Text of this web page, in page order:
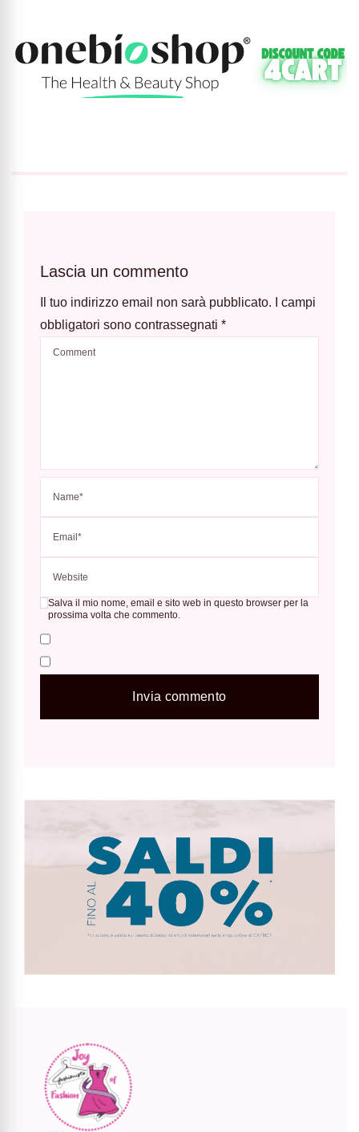
Lascia un commento
Il tuo indirizzo email non sarà pubblicato.
I campi
obbligatori sono contrassegnati *
Salva il mio nome, email e sito web in questo browser per la
prossima volta che commento.